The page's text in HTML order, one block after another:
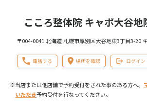
こころ整体院 キャポ大谷
〒004-0041 北海道 札幌市厚別区大谷地東3丁目3-20
電話する 場所を確認 ログイン
※当店または他店舗で予約受付をされた事のある方へ。
いただき予約受付を行なってください。